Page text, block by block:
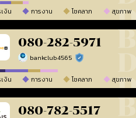
งิน การงาน โชคลาภ สุขภาพ
080-282-5971
bankclub4565 ร้านยืนยันแล้ว
งิน การงาน โชคลาภ สุขภาพ
080-782-5517